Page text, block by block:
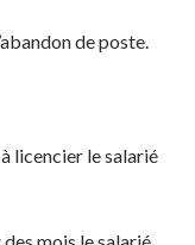
de poste.
licencier le salarié